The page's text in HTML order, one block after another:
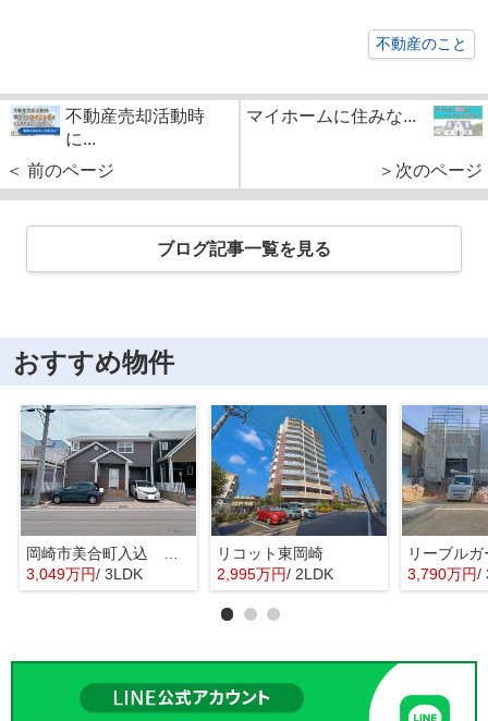
不動産のこと
不動産売却活動時
に...
＜ 前のページ
マイホームに住みな...
＞次のページ
ブログ記事一覧を見る
おすすめ物件
3,049万円/ 3LDK
リコット東岡崎
2,995万円/ 2LDK 3,790万円/